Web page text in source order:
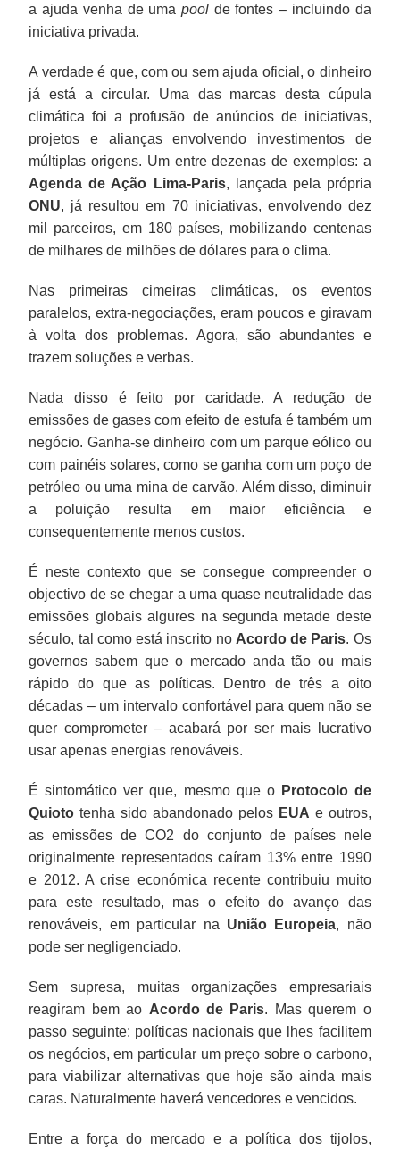
a ajuda venha de uma pool de fontes – incluindo da
iniciativa privada.
A verdade é que, com ou sem ajuda oficial, o dinheiro
já está a circular. Uma das marcas desta cúpula
climática foi a profusão de anúncios de iniciativas,
projetos e alianças envolvendo investimentos de
múltiplas origens. Um entre dezenas de exemplos: a
Agenda de Ação Lima-Paris, lançada pela própria
ONU, já resultou em 70 iniciativas, envolvendo dez
mil parceiros, em 180 países, mobilizando centenas
de milhares de milhões de dólares para o clima.
Nas primeiras cimeiras climáticas, os eventos
paralelos, extra-negociações, eram poucos e giravam
à volta dos problemas. Agora, são abundantes e
trazem soluções e verbas.
Nada disso é feito por caridade. A redução de
emissões de gases com efeito de estufa é também um
negócio. Ganha-se dinheiro com um parque eólico ou
com painéis solares, como se ganha com um poço de
petróleo ou uma mina de carvão. Além disso, diminuir
a poluição resulta em maior eficiência e
consequentemente menos custos.
É neste contexto que se consegue compreender o
objectivo de se chegar a uma quase neutralidade das
emissões globais algures na segunda metade deste
século, tal como está inscrito no Acordo de Paris. Os
governos sabem que o mercado anda tão ou mais
rápido do que as políticas. Dentro de três a oito
décadas – um intervalo confortável para quem não se
quer comprometer – acabará por ser mais lucrativo
usar apenas energias renováveis.
É sintomático ver que, mesmo que o Protocolo de
Quioto tenha sido abandonado pelos EUA e outros,
as emissões de CO2 do conjunto de países nele
originalmente representados caíram 13% entre 1990
e 2012. A crise económica recente contribuiu muito
para este resultado, mas o efeito do avanço das
renováveis, em particular na União Europeia, não
pode ser negligenciado.
Sem supresa, muitas organizações empresariais
reagiram bem ao Acordo de Paris. Mas querem o
passo seguinte: políticas nacionais que lhes facilitem
os negócios, em particular um preço sobre o carbono,
para viabilizar alternativas que hoje são ainda mais
caras. Naturalmente haverá vencedores e vencidos.
Entre a força do mercado e a política dos tijolos,